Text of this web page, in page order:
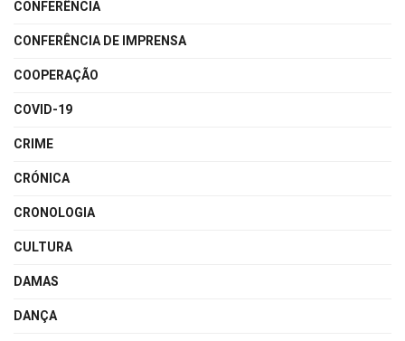
CONFERÊNCIA
CONFERÊNCIA DE IMPRENSA
COOPERAÇÃO
COVID-19
CRIME
CRÓNICA
CRONOLOGIA
CULTURA
DAMAS
DANÇA